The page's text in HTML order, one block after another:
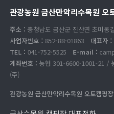
관광농원 금산만악리수목원 오
주소 : 충청남도 금산군 진산면 초미동
사업자번호 : 852-88-01863 대표자 :
TEL : 041-752-5525 E-mail :
계좌번호 : 농협 301-6600-1001-21 /
(주)
관광농원 금산만악리수목원 오토캠핑장